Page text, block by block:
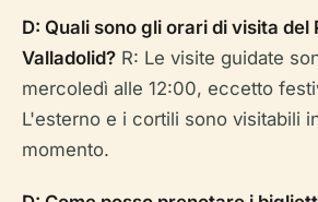
D: Quali sono gli orari di visita del
Valladolid? R: Le visite guidate
mercoledì alle 12:00, eccetto
L'esterno e i cortili sono visitabili
momento.